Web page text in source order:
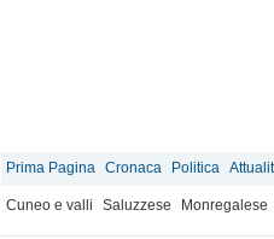
Prima Pagina Cronaca Politica
Cuneo e valli Saluzzese Monregalese